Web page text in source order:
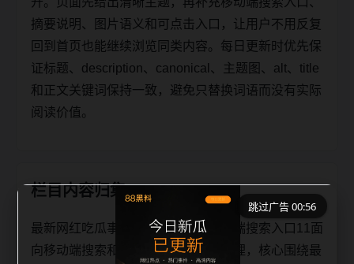
摘要说明、图片语义和可点击入口，让用户不用反复
回到首页也能继续浏览同类内容。每日更新时优先保
证标题、description、canonical、主题图、alt、title
和正文关键词保持一致，避免只替换词语而没有实际
阅读价值。
栏目内容归集
最新网红吃瓜事件合集投稿入口移动端搜索入口11面
向移动端搜索和站内连续阅读场景整理，核心围绕最
跳过广告 00:56